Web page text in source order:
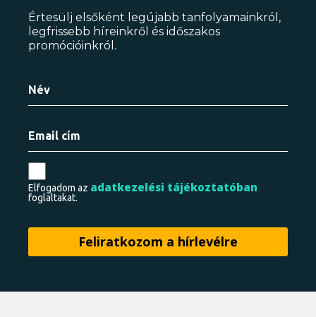
Értesülj elsőként legújabb tanfolyamainkról,
legfrissebb híreinkről és időszakos
promócióinkról.
Elfogadom az adatkezelési tájékoztatóban
foglaltakat.